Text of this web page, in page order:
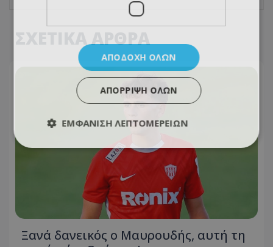
ΣΧΕΤΙΚΑ ΑΡΘΡΑ
Ξανά δανεικός ο Μαυρουδής, αυτή τη
ΑΠΟΔΟΧΉ ΌΛΩΝ
ΑΠΌΡΡΙΨΗ ΌΛΩΝ
ΕΜΦΆΝΙΣΗ ΛΕΠΤΟΜΕΡΕΙΏΝ